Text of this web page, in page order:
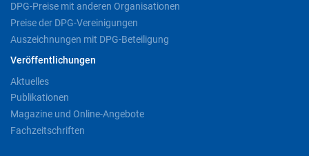
DPG-Preise mit anderen Organisationen
Preise der DPG-Vereinigungen
Auszeichnungen mit DPG-Beteiligung
Veröffentlichungen
Aktuelles
Publikationen
Magazine und Online-Angebote
Fachzeitschriften